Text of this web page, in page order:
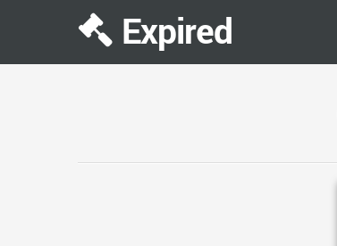
Expired